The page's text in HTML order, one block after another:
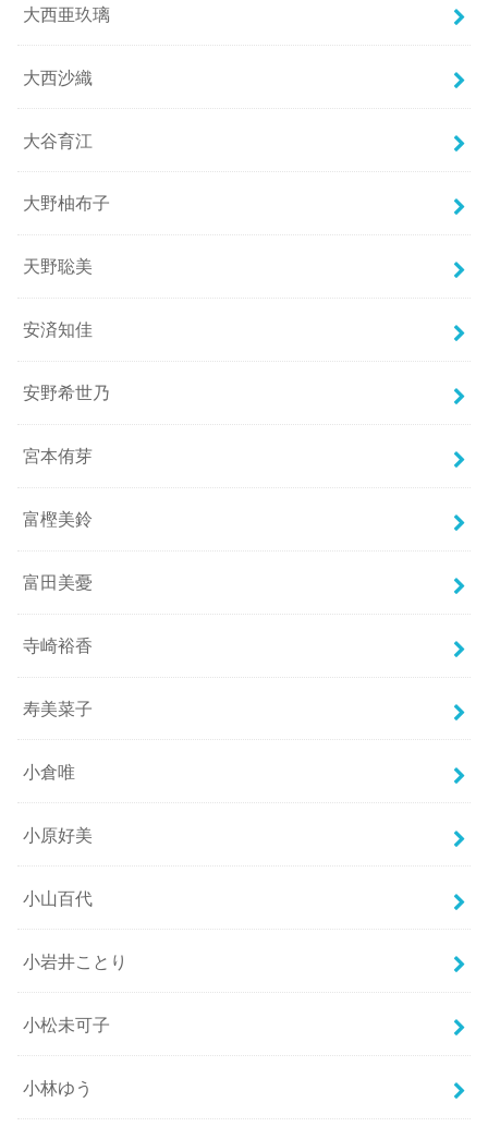
大西亜玖璃
大西沙織
大谷育江
大野柚布子
天野聡美
安済知佳
安野希世乃
宮本侑芽
富樫美鈴
富田美憂
寺崎裕香
寿美菜子
小倉唯
小原好美
小山百代
小岩井ことり
小松未可子
小林ゆう